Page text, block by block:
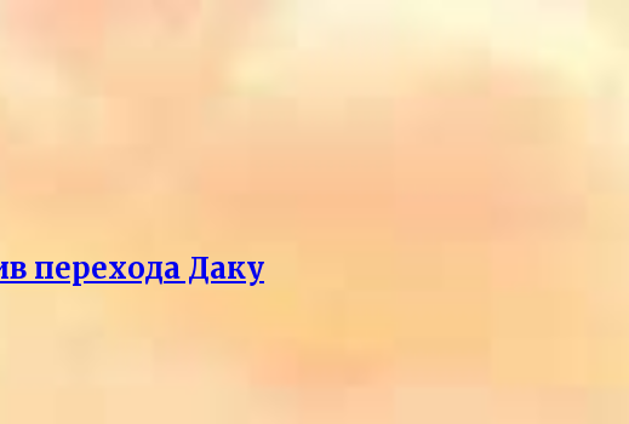
перехода Даку